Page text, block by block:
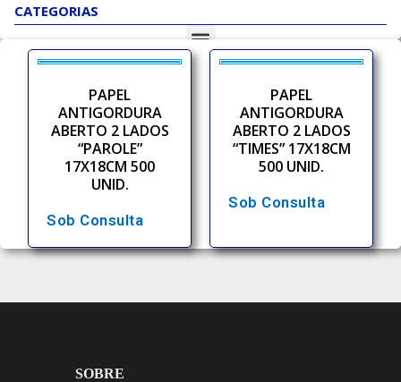
CATEGORIAS
PAPEL
ANTIGORDURA
ABERTO 2 LADOS
“PAROLE”
17X18CM 500
UNID.
Sob Consulta
PAPEL
ANTIGORDURA
ABERTO 2 LADOS
“TIMES” 17X18CM
500 UNID.
Sob Consulta
SOBRE